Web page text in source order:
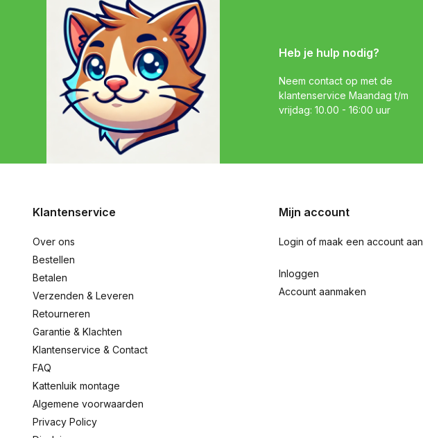
Heb je hulp nodig?
Neem contact op met de
klantenservice Maandag t/m
vrijdag: 10.00 - 16:00 uur
Klantenservice
Over ons
Bestellen
Betalen
Verzenden & Leveren
Retourneren
Garantie & Klachten
Klantenservice & Contact
FAQ
Kattenluik montage
Algemene voorwaarden
Privacy Policy
Mijn account
Login of maak een account aan
Inloggen
Account aanmaken